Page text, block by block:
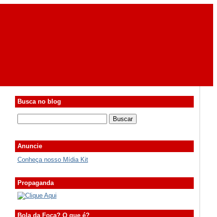
Busca no blog
Anuncie
Conheça nosso Mídia Kit
Propaganda
Bola da Foca? O que é?